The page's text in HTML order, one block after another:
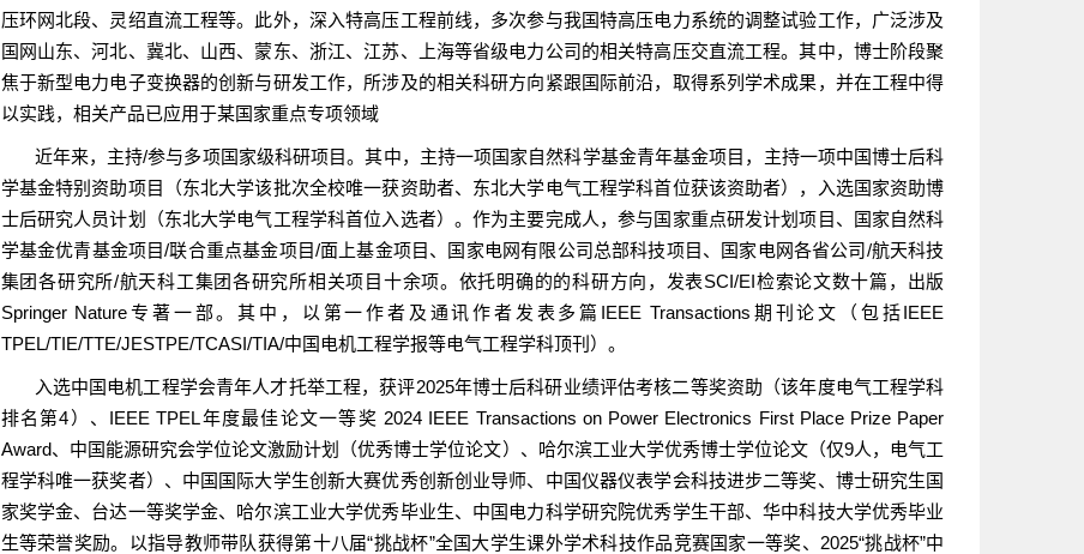
压环网北段、灵绍直流工程等。此外，深入特高压工程前线，多次参与我国特高压电力系统的调整试验工作，广泛涉及
国网山东、河北、冀北、山西、蒙东、浙江、江苏、上海等省级电力公司的相关特高压交直流工程。其中，博士阶段聚
焦于新型电力电子变换器的创新与研发工作，所涉及的相关科研方向紧跟国际前沿，取得系列学术成果，并在工程中得
以实践，相关产品已应用于某国家重点专项领域
近年来，主持/参与多项国家级科研项目。其中，主持一项国家自然科学基金青年基金项目，主持一项中国博士后科
学基金特别资助项目（东北大学该批次全校唯一获资助者、东北大学电气工程学科首位获该资助者），入选国家资助博
士后研究人员计划（东北大学电气工程学科首位入选者）。作为主要完成人，参与国家重点研发计划项目、国家自然科
学基金优青基金项目/联合重点基金项目/面上基金项目、国家电网有限公司总部科技项目、国家电网各省公司/航天科技
集团各研究所/航天科工集团各研究所相关项目十余项。依托明确的的科研方向，发表SCI/EI检索论文数十篇，出版
Springer Nature专著一部。其中，以第一作者及通讯作者发表多篇IEEE Transactions期刊论文（包括IEEE
TPEL/TIE/TTE/JESTPE/TCASI/TIA/中国电机工程学报等电气工程学科顶刊）。
入选中国电机工程学会青年人才托举工程，获评2025年博士后科研业绩评估考核二等奖资助（该年度电气工程学科
排名第4）、IEEE TPEL年度最佳论文一等奖 2024 IEEE Transactions on Power Electronics First Place Prize Paper
Award、中国能源研究会学位论文激励计划（优秀博士学位论文）、哈尔滨工业大学优秀博士学位论文（仅9人，电气工
程学科唯一获奖者）、中国国际大学生创新大赛优秀创新创业导师、中国仪器仪表学会科技进步二等奖、博士研究生国
家奖学金、台达一等奖学金、哈尔滨工业大学优秀毕业生、中国电力科学研究院优秀学生干部、华中科技大学优秀毕业
生等荣誉奖励。以指导教师带队获得第十八届“挑战杯”全国大学生课外学术科技作品竞赛国家一等奖、2025“挑战杯”中